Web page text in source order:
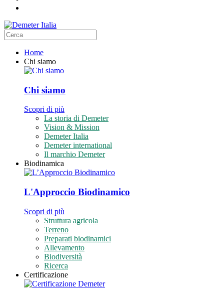
Home
Chi siamo
Chi siamo
Scopri di più
La storia di Demeter
Vision & Mission
Demeter Italia
Demeter international
Il marchio Demeter
Biodinamica
L'Approccio Biodinamico
Scopri di più
Struttura agricola
Terreno
Preparati biodinamici
Allevamento
Biodiversità
Ricerca
Certificazione